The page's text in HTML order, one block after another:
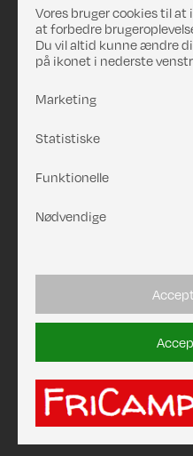
Vores bruger cookies til
at forbedre
Du vil altid kunne ændre
på ikonet i nederste
Marketing
Statistiske
Funktionelle
Nødvendige